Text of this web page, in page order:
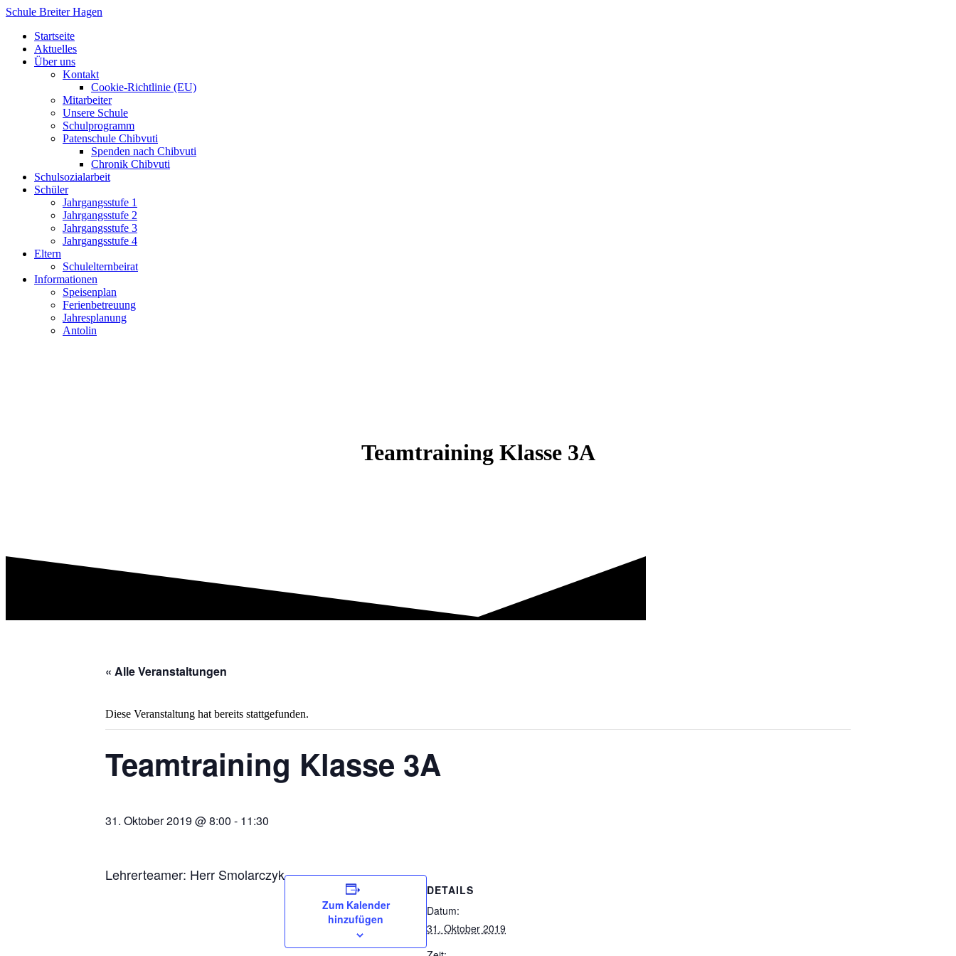
Zum
springen
Schule Breiter Hagen
Startseite
Aktuelles
Über uns
Kontakt
Cookie-Richtlinie (EU)
Mitarbeiter
Unsere Schule
Schulprogramm
Patenschule Chibvuti
Spenden nach Chibvuti
Chronik Chibvuti
Schulsozialarbeit
Schüler
Jahrgangsstufe 1
Jahrgangsstufe 2
Jahrgangsstufe 3
Jahrgangsstufe 4
Eltern
Schulelternbeirat
Informationen
Speisenplan
Ferienbetreuung
Jahresplanung
Antolin
Teamtraining Klasse 3A
« Alle Veranstaltungen
Diese Veranstaltung hat bereits stattgefunden.
Teamtraining Klasse 3A
31. Oktober 2019 @ 8:00 - 11:30
Lehrerteamer: Herr Smolarczyk
Zum Kalender
hinzufügen
DETAILS
Datum:
31. Oktober 2019